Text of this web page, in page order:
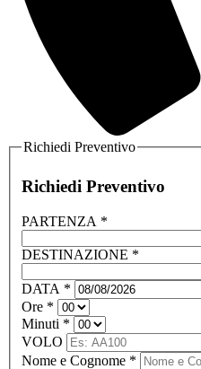
Richiedi Preventivo
Richiedi Preventivo
PARTENZA *
DESTINAZIONE *
DATA *
Ore *
Minuti *
VOLO
Nome e Cognome *